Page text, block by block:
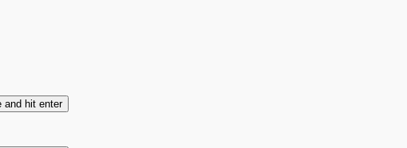
and hit enter